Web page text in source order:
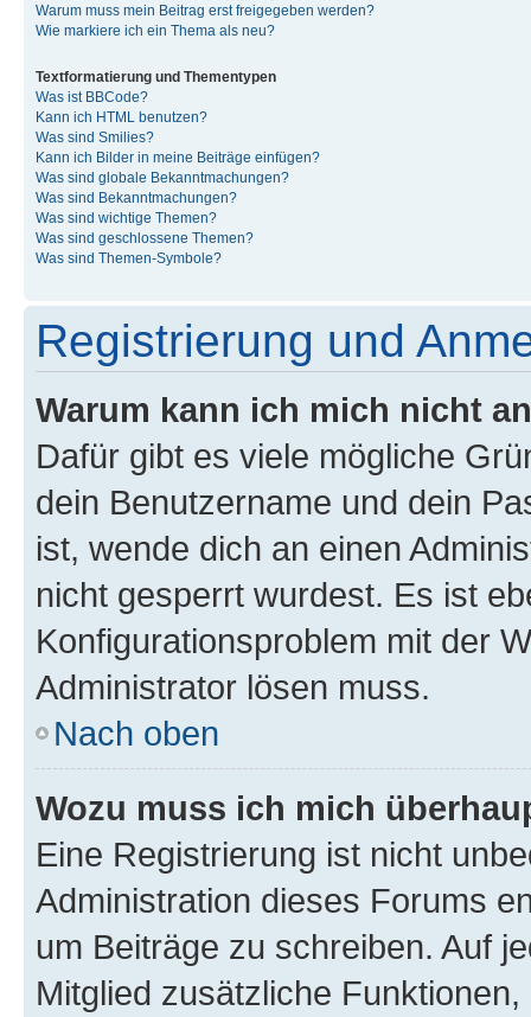
Warum muss mein Beitrag erst freigegeben werden?
Wie markiere ich ein Thema als neu?
Textformatierung und Thementypen
Was ist BBCode?
Kann ich HTML benutzen?
Was sind Smilies?
Kann ich Bilder in meine Beiträge einfügen?
Was sind globale Bekanntmachungen?
Was sind Bekanntmachungen?
Was sind wichtige Themen?
Was sind geschlossene Themen?
Was sind Themen-Symbole?
Registrierung und
Warum kann ich mich nicht
Dafür gibt es viele mögliche
dein Benutzername und dein
ist, wende dich an einen
nicht gesperrt wurdest. Es ist
Konfigurationsproblem mit der
Administrator lösen muss.
Nach oben
Wozu muss ich mich
Eine Registrierung ist nicht
Administration dieses Forums
um Beiträge zu schreiben. Auf
Mitglied zusätzliche